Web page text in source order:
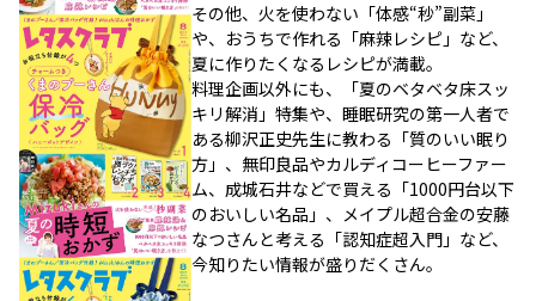
その他、火を使わない「体感“秒”副菜」
や、おうちで作れる「麻辣レシピ」など、
夏に作りたくなるレシピが満載。
料理企画以外にも、「夏のベタベタ床スッ
キリ解消」特集や、睡眠研究の第一人者で
ある柳沢正史先生に教わる「質のいい眠り
方」、無印良品やカルディコーヒーファー
ム、成城石井などで買える「1000円台以下
のおいしい名品」、メイプル超合金の安藤
なつさんと考える「認知症超入門」など、
今知りたい情報が盛りだくさん。